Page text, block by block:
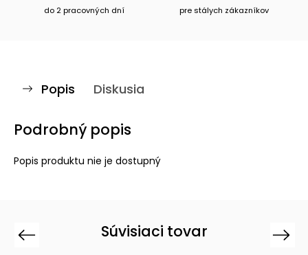
do 2 pracovných dní pre stálych zákazníkov
Popis Diskusia
Podrobný popis
Popis produktu nie je dostupný
Súvisiaci tovar
Previous Next